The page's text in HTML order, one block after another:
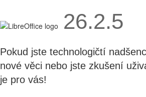
26.2.5
Pokud jste technologičtí
nové věci nebo jste zkušení
je pro vás!